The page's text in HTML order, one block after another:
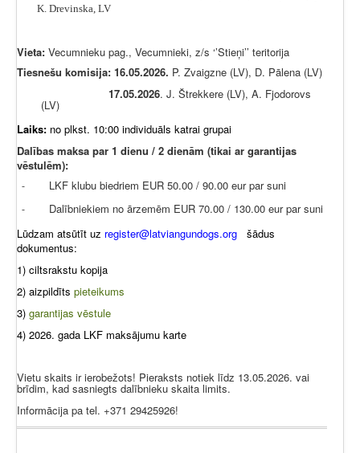
K. Drevinska, LV
Vieta: Vecumnieku pag., Vecumnieki, z/s ‘’Stieņi’’ teritorija
Tiesnešu komisija: 16.05.2026. P. Zvaigzne (LV), D. Pālena (LV)
17.05.2026. J. Štrekkere (LV), A. Fjodorovs
(LV)
Laiks: no plkst. 10:00 individuāls katrai grupai
Dalības maksa par 1 dienu / 2 dienām (tikai ar garantijas
vēstulēm):
- LKF klubu biedriem EUR 50.00 / 90.00 eur par suni
-
Dalībniekiem no ārzemēm EUR 70.00 / 130.00 eur par suni
Lūdzam atsūtīt uz register@latviangundogs.org šādus
dokumentus:
1) ciltsrakstu kopija
2) aizpildīts pieteikums
3) garantijas vēstule
4) 2026. gada LKF maksājumu karte
Vietu skaits ir ierobežots! Pieraksts notiek līdz 13.05.2026. vai
brīdim, kad sasniegts dalībnieku skaita limits.
Informācija pa tel. +371 29425926!